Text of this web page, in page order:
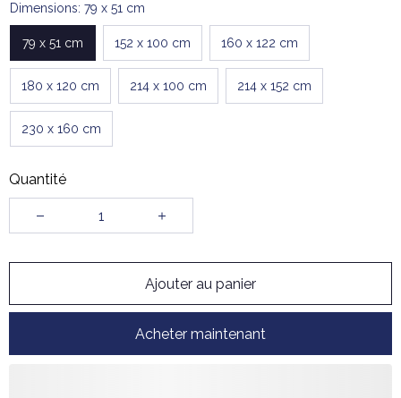
Dimensions: 79 x 51 cm
79 x 51 cm 152 x 100 cm 160 x 122 cm
180 x 120 cm 214 x 100 cm 214 x 152 cm
230 x 160 cm
Quantité
Ajouter au panier
Acheter maintenant